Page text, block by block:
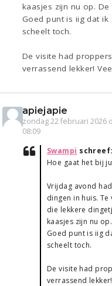
kaasjes zijn nu op.
Goed punt is iig dat
scheelt toch.
De visite had
verrassend lekker!
apiejapie
zondag 22 februari 2026
08:09
Swampi schreef:
Hoe gaat het bij
Vrijdag avond
dingen in huis.
die lekkere
kaasjes zijn nu
Goed punt is iig
scheelt toch.
De visite had
verrassend